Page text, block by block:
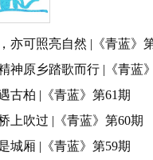
亦可照亮自然 |《青蓝》
神原乡踏歌而行 |《青蓝
古柏 |《青蓝》第61期
上吹过 |《青蓝》第60期
城厢 |《青蓝》第59期